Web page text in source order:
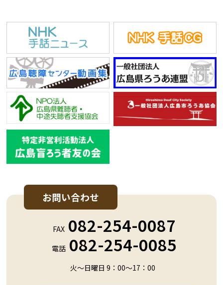
お問い合わせ
FAX 082-254-0087
電話 082-254-0085
火～日曜日 9：00～17：00